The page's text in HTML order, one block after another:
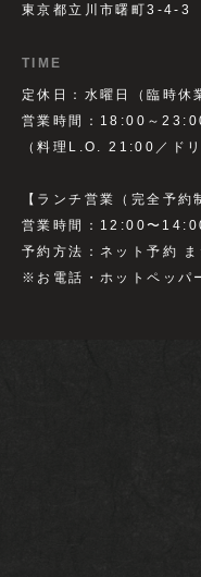
東京都立川市曙町3-4-3
TIME
定休日：水曜日（臨時休
営業時間：18:00～
（料理L.O. 21:00／ド
【ランチ営業（完全予約
営業時間：12:00〜
予約方法：ネット予約
※お電話・ホットペッパ